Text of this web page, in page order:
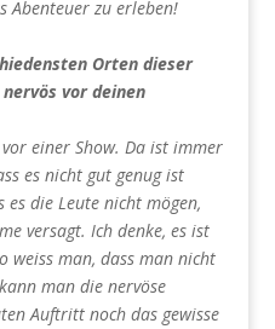
Abenteuer zu erleben!
Orten dieser
vor deinen
einer Show. Da ist immer
es nicht gut genug ist
es die Leute nicht mögen,
versagt. Ich denke, es ist
weiss man, dass man nicht
man die nervöse
Auftritt noch das gewisse